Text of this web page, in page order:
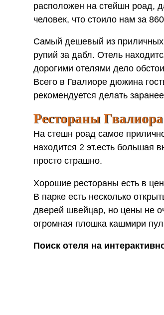
расположен на стейшн роад,
человек, что стоило нам за
Самый дешевый из приличных
рупий за дабл. Отель
дорогими отелями дело
Всего в Гвалиоре дюжина
рекомендуется делать
Рестораны Гвалиора
На стешн роад самое
находится 2 эт.есть большая
просто страшно.
Хорошие рестораны есть в
В парке есть несколько
дверей швейцар, но цены не
огромная плошка кашмири
Поиск отеля на